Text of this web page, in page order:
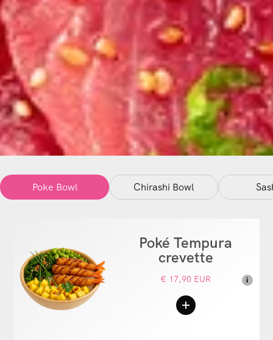
Poke Bowl Chirashi Bowl
Poké Tempura
crevette
€ 17,90 EUR i